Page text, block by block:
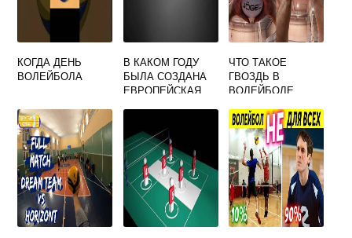
КОГДА ДЕНЬ
ВОЛЕЙБОЛА
В КАКОМ ГОДУ
БЫЛА СОЗДАНА
ЕВРОПЕЙСКАЯ
ЧТО ТАКОЕ
ГВОЗДЬ В
ВОЛЕЙБОЛЕ